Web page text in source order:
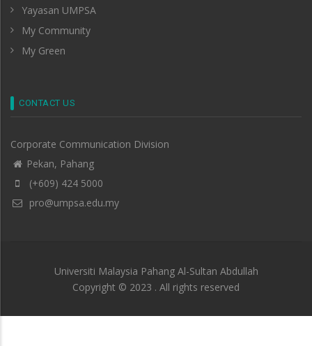
Yayasan UMPSA
My Community
My Green
CONTACT US
Corporate Communication Division
Pekan, Pahang
(+609) 424 5000
pro@umpsa.edu.my
Universiti Malaysia Pahang Al-Sultan Abdullah
Copyright © 2023 . All rights reserved